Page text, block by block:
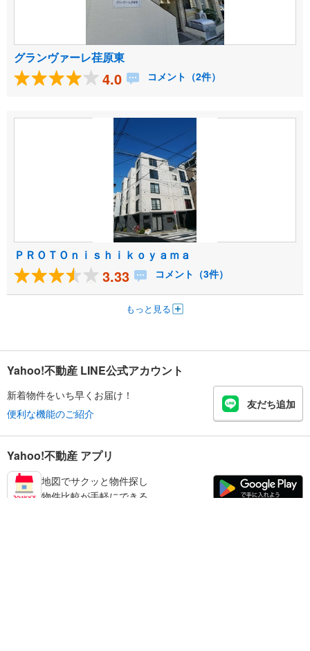
グランヴァーレ荏原東
4.0 コメント（2件）
ＰＲＯＴＯｎｉｓｈｉｋｏｙａｍａ
3.33 コメント（3件）
もっと見る
Yahoo!不動産 LINE公式アカウント
新着物件をいち早くお届け！
便利な機能のご紹介
友だち追加
Yahoo!不動産 アプリ
地図でサクッと物件探し
物件比較が手軽にできる